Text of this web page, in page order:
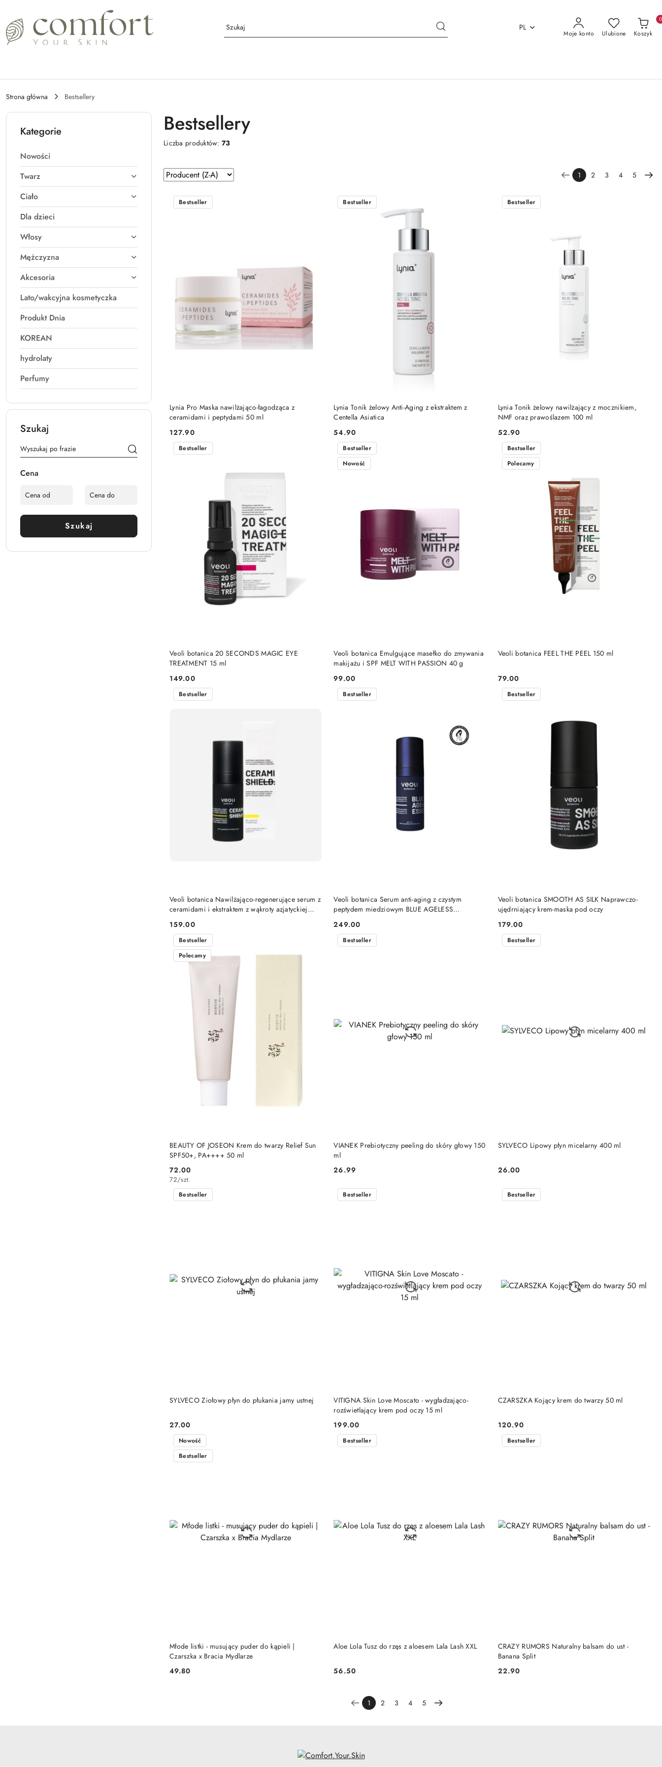
Przejdź do treści głównej
Przejdź do wyszukiwarki
Przejdź do moje konto
Przejdź do menu głównego
PL
Moje konto Ulubione Koszyk
0
Strona główna Bestsellery
Kategorie
Nowości
Twarz
Ciało
Dla dzieci
Włosy
Mężczyzna
Akcesoria
Lato/wakcyjna kosmetyczka
Produkt Dnia
KOREAN
hydrolaty
Perfumy
Szukaj
Cena
Szukaj
Bestsellery
Liczba produktów:73
Zastosowano
sortowanie:
Producent
Sortuj
według
1 2 3 4 5
Lynia Pro Maska nawilżająco-łagodząca z
ceramidami i peptydami 50 ml
Cena:
127.90
Bestseller
DO KOSZYKA
Lynia Tonik żelowy Anti-Aging z ekstraktem z
Centella Asiatica
Cena:
54.90
Bestseller
DO KOSZYKA
Lynia Tonik żelowy nawilżający z mocznikiem,
NMF oraz prawoślazem 100 ml
Cena:
52.90
Bestseller
DO KOSZYKA
Veoli botanica 20 SECONDS MAGIC EYE
TREATMENT 15 ml
Cena:
149.00
Bestseller
DO KOSZYKA
Veoli botanica Emulgujące masełko do zmywania
makijażu i SPF MELT WITH PASSION 40 g
Cena:
99.00
Bestseller
Nowość
DO KOSZYKA Veoli botanica FEEL THE PEEL 150 ml
Cena:
79.00
Bestseller
Polecamy
DO KOSZYKA
Veoli botanica Nawilżająco-regenerujące serum z
ceramidami i ekstraktem z wąkroty azjatyckiej
Cena:
159.00
Bestseller
DO KOSZYKA
Veoli botanica Serum anti-aging z czystym
peptydem miedziowym BLUE AGELESS
Cena:
249.00
Bestseller
DO KOSZYKA
Veoli botanica SMOOTH AS SILK Naprawczo-
ujędrniający krem-maska pod oczy
Cena:
179.00
Bestseller
DO KOSZYKA
BEAUTY OF JOSEON Krem do twarzy Relief Sun
SPF50+, PA++++ 50 ml
Cena:
72.00
72/szt.
Bestseller
Polecamy
DO KOSZYKA
VIANEK Prebiotyczny peeling do skóry głowy 150
ml
Cena:
26.99
Bestseller
DO KOSZYKA SYLVECO Lipowy płyn micelarny 400 ml
Cena:
26.00
Bestseller
DO KOSZYKA
SYLVECO Ziołowy płyn do płukania jamy ustnej
Cena:
27.00
Bestseller
DO KOSZYKA
VITIGNA Skin Love Moscato - wygładzająco-
rozświetlający krem pod oczy 15 ml
Cena:
199.00
Bestseller
DO KOSZYKA CZARSZKA Kojący krem do twarzy 50 ml
Cena:
120.90
Bestseller
DO KOSZYKA
Młode listki - musujący puder do kąpieli |
Czarszka x Bracia Mydlarze
Cena:
49.80
Nowość
Bestseller
DO KOSZYKA Aloe Lola Tusz do rzęs z aloesem Lala Lash XXL
Cena:
56.50
Bestseller
DO KOSZYKA
CRAZY RUMORS Naturalny balsam do ust -
Banana Split
Cena:
22.90
Bestseller
DO KOSZYKA
1 2 3 4 5